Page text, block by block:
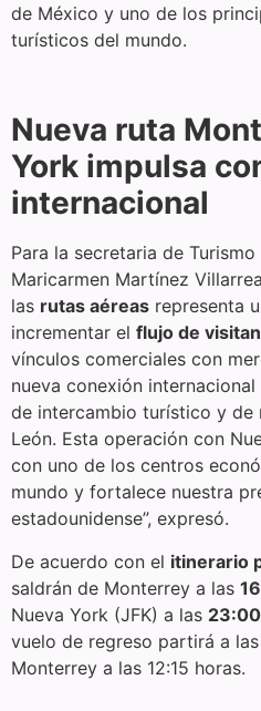
de México y uno de los
turísticos del mundo.
Nueva ruta
York impulsa
internacional
Para la secretaria de
Maricarmen Martínez
las rutas aéreas representa
incrementar el flujo de
vínculos comerciales con
nueva conexión
de intercambio turístico y de
León. Esta operación con
con uno de los centros
mundo y fortalece nuestra
estadounidense”, expresó.
De acuerdo con el itinerario
saldrán de Monterrey a las
Nueva York (JFK) a las
vuelo de regreso partirá a
Monterrey a las 12:15 horas.